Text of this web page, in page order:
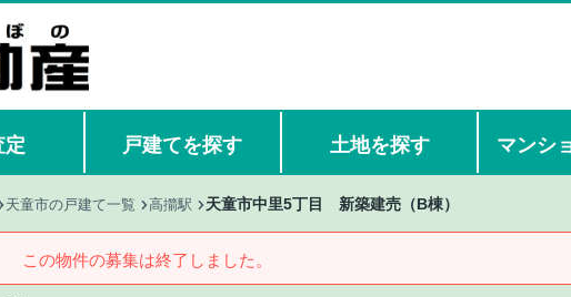
定 戸建てを探す 土地を探す マンシ
天童市の戸建て一覧 高擶駅 天童市中里5丁目 新築建売（B棟）
この物件の募集は終了しました。